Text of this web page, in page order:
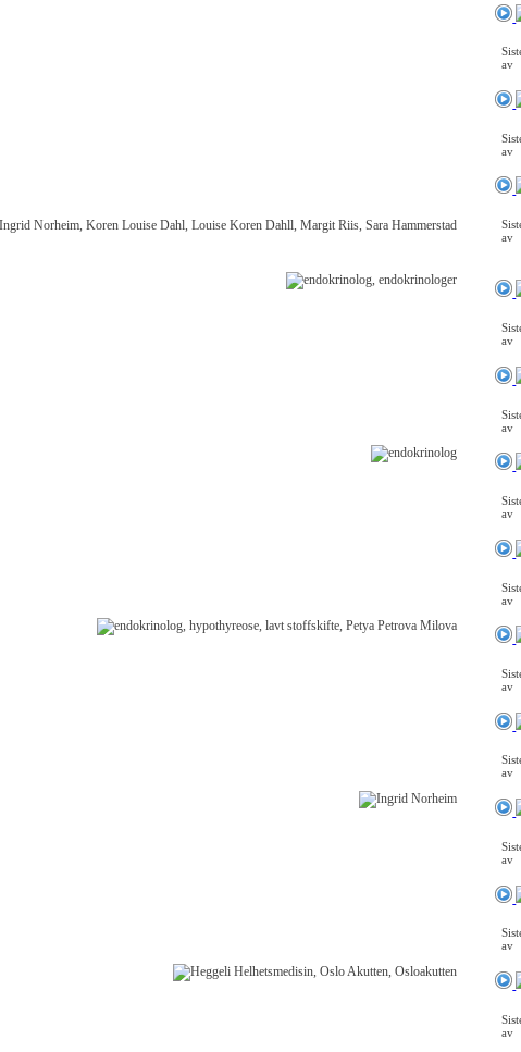
av
av
av
av
av
av
av
av
av
av
av
av